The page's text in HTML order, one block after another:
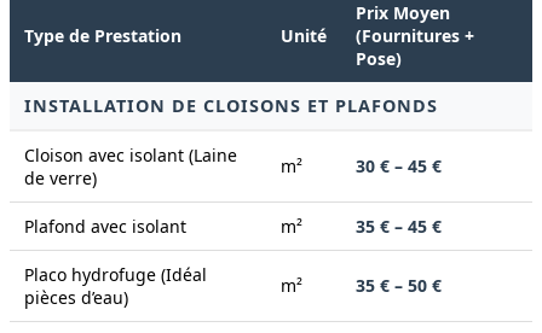
Type de Prestation Unité
Prix Moyen
(Fournitures +
Pose)
INSTALLATION DE CLOISONS ET PLAFONDS
Cloison avec isolant (Laine
de verre)
m² 30 € – 45 €
Plafond avec isolant m² 35 € – 45 €
Placo hydrofuge (Idéal
pièces d’eau)
m² 35 € – 50 €